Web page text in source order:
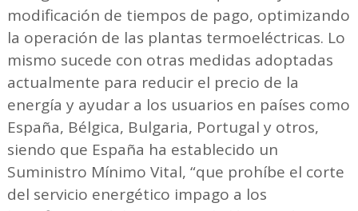
modificación de tiempos de pago, optimizando
la operación de las plantas termoeléctricas. Lo
mismo sucede con otras medidas adoptadas
actualmente para reducir el precio de la
energía y ayudar a los usuarios en países como
España, Bélgica, Bulgaria, Portugal y otros,
siendo que España ha establecido un
Suministro Mínimo Vital, “que prohíbe el corte
del servicio energético impago a los